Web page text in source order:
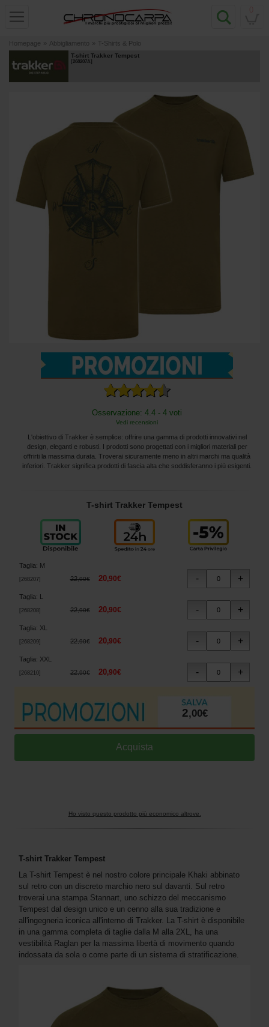
Homepage » Abbigliamento » T-Shirts & Polo
T-shirt Trakker Tempest
[268207A]
Osservazione: 4.4 - 4 voti
Vedi recensioni
L'obiettivo di Trakker è semplice: offrire una gamma di prodotti innovativi nel
design, eleganti e robusti. I prodotti sono progettati con i migliori materiali per
offrirti la massima durata. Troverai sicuramente meno in altri marchi ma qualità
inferiori. Trakker significa prodotti di fascia alta che soddisferanno i più esigenti.
T-shirt Trakker Tempest
Taglia: M
268207] 22,90€ 20,90€
Taglia:
268208 ] 22,90€ 20,90€
Taglia: XL
268209] 22,90€ 20,90€
Taglia: XXL
268210] 22,90€ 20,90€
2,00€
Ho visto questo prodotto più economico altrove.
T-shirt Trakker Tempest
La T-shirt Tempest è nel nostro colore principale Khaki abbinato
sul retro con un discreto marchio nero sul davanti. Sul retro
troverai una stampa Stannart, uno schizzo del meccanismo
Tempest dal design unico e un cenno alla sua tradizione e
all'ingegneria iconica all'interno di Trakker. La T-shirt è disponibile
in una gamma completa di taglie dalla M alla 2XL, ha una
vestibilità Raglan per la massima libertà di movimento quando
indossata da sola o come parte di un sistema di stratificazione.